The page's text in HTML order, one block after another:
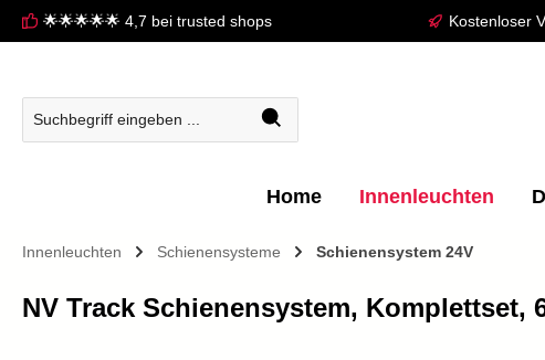
Zur Hauptnavigation springen
🌟🌟🌟🌟🌟 4,7 bei trusted shops Kostenloser
Home Innenleuchten
Innenleuchten Schienensysteme Schienensystem 24V
NV Track Schienensystem, Komplettset,